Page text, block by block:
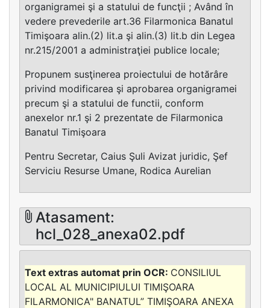
organigramei şi a statului de funcţii ; Având în
vedere prevederile art.36 Filarmonica Banatul
Timişoara alin.(2) lit.a şi alin.(3) lit.b din Legea
nr.215/2001 a administraţiei publice locale;
Propunem susţinerea proiectului de hotărâre
privind modificarea şi aprobarea organigramei
precum şi a statului de functii, conform
anexelor nr.1 şi 2 prezentate de Filarmonica
Banatul Timişoara
Pentru Secretar, Caius Şuli Avizat juridic, Şef
Serviciu Resurse Umane, Rodica Aurelian
Atasament:
hcl_028_anexa02.pdf
CONSILIUL
LOCAL AL MUNICIPIULUI TIMIŞOARA
FILARMONICA" BANATUL” TIMIŞOARA ANEXA